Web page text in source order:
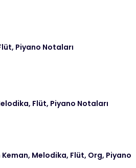
Piyano Notaları
Flüt, Piyano Notaları
Melodika, Flüt, Org, Piyano